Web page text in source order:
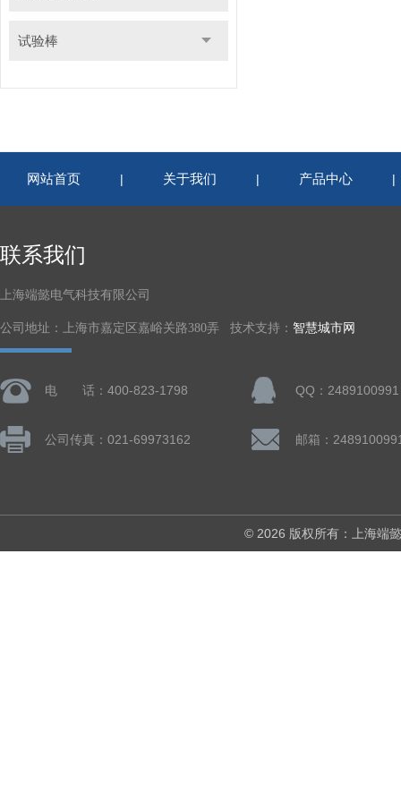
试验棒
网站首页 | 关于我们 | 产品中心
联系我们
上海端懿电气科技有限公司
公司地址：上海市嘉定区嘉峪关路380弄 技术支持： 智慧城市网
电 话：400-823-1798 QQ：2489100991
公司传真：021-69973162 邮箱：
© 2026 版权所有：上海端